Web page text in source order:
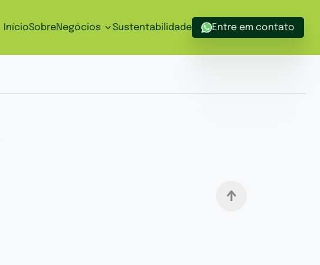
InícioSobreNegócios Sustentabilidade Entre em contato